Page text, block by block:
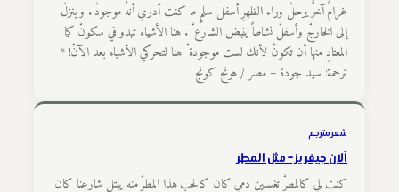
غرامٌ آخرٌ يرحلْ وراء الظهرِ أسفل سلمٍ ما كنت أدري أنهُ موجودْ . وينزلْ
إلى الخارجْ وأسفلْ نشاطاً ينبض الشارع ْ . هنا الأشياء تبدو في سكونْ كما
المعتادِ منها أن تكونْ لأنك لست موجودة ْ هنا لتحركي الأشياء بعد الآنْ! *
ترجمة: سيد جودة – مصر / هونج كونج
شعر مترجم
آلان جيفريز – مثل المطر
كنت لي كالمطرْ تغسلين دمي كان كالحب هذا المطرْ منه يبتل شارعنا كان